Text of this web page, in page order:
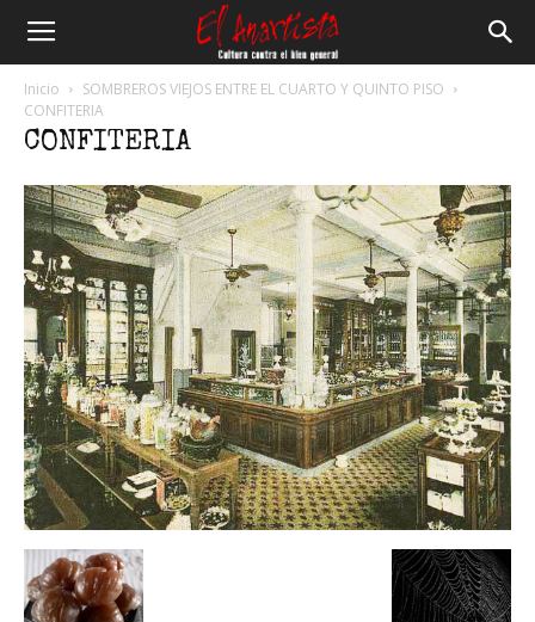
Anartista
Inicio
SOMBREROS VIEJOS ENTRE EL CUARTO Y QUINTO PISO
CONFITERIA
CONFITERIA